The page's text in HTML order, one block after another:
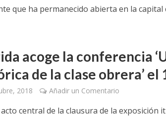
que ha permanecido abierta en la capital
acoge la conferencia
de la clase obrera’ el
2018 Añadir un Comentario
central de la clausura de la exposición